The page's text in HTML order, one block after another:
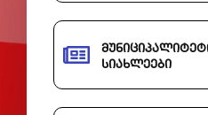
სიახლეები